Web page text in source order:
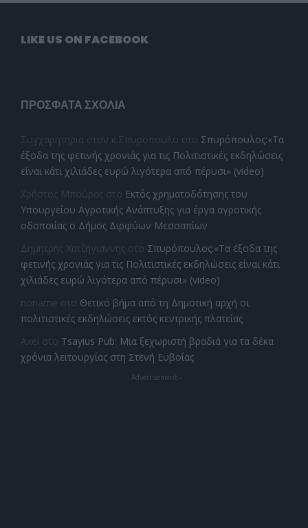
LIKE US ON FACEBOOK
ΠΡΌΣΦΑΤΑ ΣΧΌΛΙΑ
Συγχαρητηρια στον κ.Σπυροπουλο στο Σπυρόπουλος:«Τα
έξοδα της φετινής χρονιάς για τις Πολιτιστικές εκδηλώσεις
είναι κάτι χιλιάδες ευρώ λιγότερα από πέρυσι» (video)
Χρήστος Μπούρας στο Εκτός χρηματοδότησης του
Υπουργείου Αγροτικής Ανάπτυξης για έργα αγροτικής
οδοποιίας ο Δήμος Διρφύων Μεσσαπίων
Δημητρης Χατζηγιαννης στο Σπυρόπουλος:«Τα έξοδα της
φετινής χρονιάς για τις Πολιτιστικές εκδηλώσεις είναι κάτι
χιλιάδες ευρώ λιγότερα από πέρυσι» (video)
noname στο Θετικό βήμα από τη Δημοτική αρχή οι
πολιτιστικές εκδηλώσεις εκτός κεντρικής πλατείας
Axel στο Tsayius Pub: Μια ξεχωριστή βραδιά για τα δέκα
χρόνια λειτουργίας στη Στενή Ευβοίας
- Advertisement -